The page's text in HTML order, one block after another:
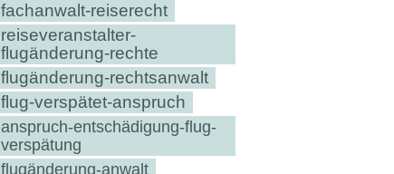
fachanwalt-reiserecht
reiseveranstalter-
flugänderung-rechte
flugänderung-rechtsanwalt
flug-verspätet-anspruch
anspruch-entschädigung-flug-
verspätung
flugänderung-anwalt